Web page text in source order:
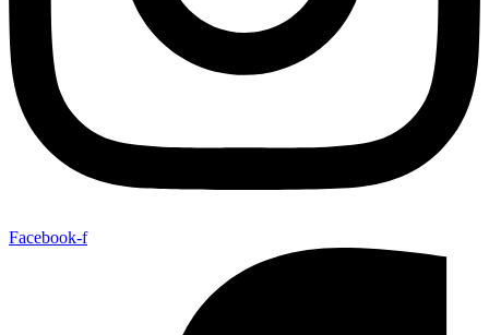
Facebook-f